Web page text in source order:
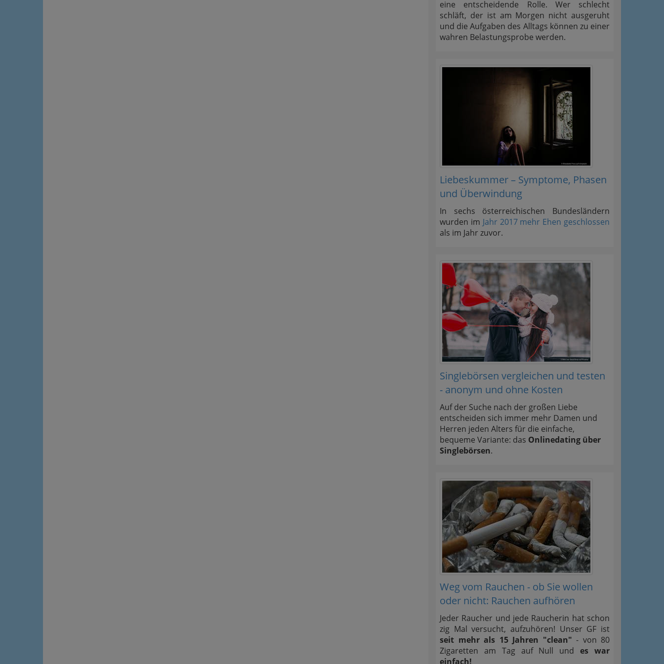
eine entscheidende Rolle. Wer schlecht
schläft, der ist am Morgen nicht ausgeruht
und die Aufgaben des Alltags können zu einer
wahren Belastungsprobe werden.
Liebeskummer – Symptome, Phasen
und Überwindung
In sechs österreichischen Bundesländern
wurden im Jahr 2017 mehr Ehen geschlossen
als im Jahr zuvor.
Singlebörsen vergleichen und testen
- anonym und ohne Kosten
Auf der Suche nach der großen Liebe
entscheiden sich immer mehr Damen und
Herren jeden Alters für die einfache,
bequeme Variante: das Onlinedating über
Singlebörsen.
Weg vom Rauchen - ob Sie wollen
oder nicht: Rauchen aufhören
Jeder Raucher und jede Raucherin hat schon
zig Mal versucht, aufzuhören! Unser GF ist
seit mehr als 15 Jahren "clean" - von 80
Zigaretten am Tag auf Null undes war
einfach!